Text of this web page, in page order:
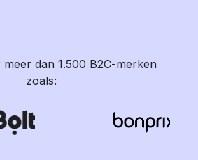
dan 1.500 B2C-merken
zoals: